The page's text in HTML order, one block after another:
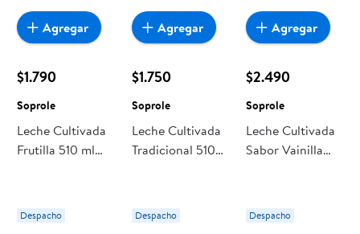
$1.790
Soprole
Leche Cultivada
Frutilla 510 ml
Despacho
Agregar
$1.750
Soprole
Leche Cultivada
Tradicional 510
Despacho
Agregar
$2.490
Soprole
Leche Cultivada
Sabor Vainilla
Despacho
Agregar